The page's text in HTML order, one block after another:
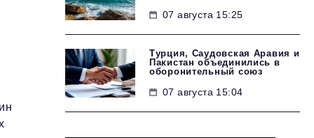
07 августа 15:25
Турция, Саудовская Аравия и
Пакистан объединились в
оборонительный союз
07 августа 15:04